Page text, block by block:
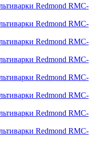
Redmond RMC-
Redmond RMC-
Redmond RMC-
Redmond RMC-
Redmond RMC-
Redmond RMC-
Redmond RMC-
Redmond RMC-